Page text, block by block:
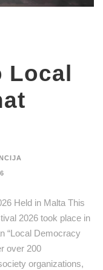
Held in Malta This
2026 took place in
“Local Democracy
over 200
organizations,